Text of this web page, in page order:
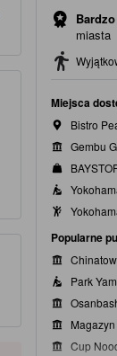
miasta
Miejsca
Bistro
Gembu
Popularne
Park
Cup